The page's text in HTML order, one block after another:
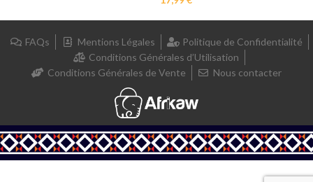
FAQs Mentions Légales
Politique de Confidentialité
Conditions Générales d’Utilisation
Conditions Générales de Vente
Nous contacter